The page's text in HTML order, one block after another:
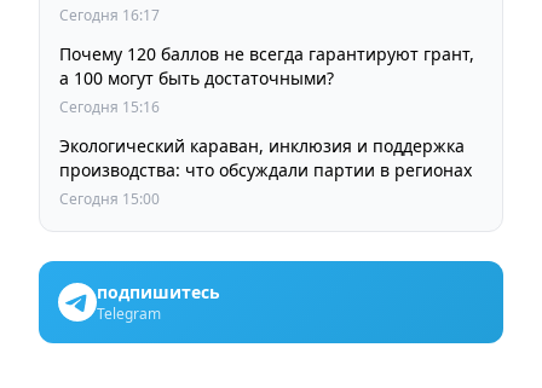
Сегодня 16:17
Почему 120 баллов не всегда гарантируют грант,
а 100 могут быть достаточными?
Сегодня 15:16
Экологический караван, инклюзия и поддержка
производства: что обсуждали партии в регионах
Сегодня 15:00
подпишитесь
Telegram